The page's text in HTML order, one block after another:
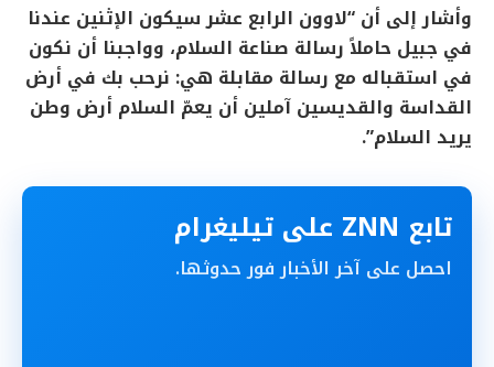
وأشار إلى أن “لاوون الرابع عشر سيكون الإثنين عندنا
في جبيل حاملاً رسالة صناعة السلام، وواجبنا أن نكون
في استقباله مع رسالة مقابلة هي: نرحب بك في أرض
القداسة والقديسين آملين أن يعمّ السلام أرض وطن
يريد السلام”.
تابع ZNN على تيليغرام
احصل على آخر الأخبار فور حدوثها.